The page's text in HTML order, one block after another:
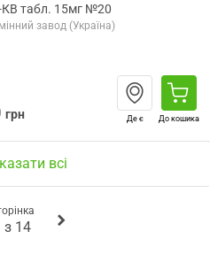
табл. 15мг №20
завод (Україна)
грн Де є До кошика
всі
з 14